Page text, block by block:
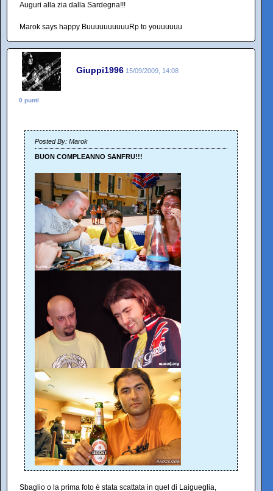
Auguri alla zia dalla Sardegna!!!
Marok says happy BuuuuuuuuuuRp to youuuuuu
Giuppi1996 15/09/2009, 14:08
0 punti
Posted By: Marok
BUON COMPLEANNO SANFRU!!!
Sbaglio o la prima foto è stata scattata in quel di Laigueglia,